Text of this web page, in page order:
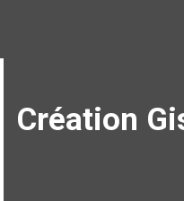
Création